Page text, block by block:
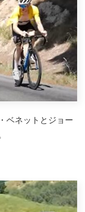
ベネットとジョー